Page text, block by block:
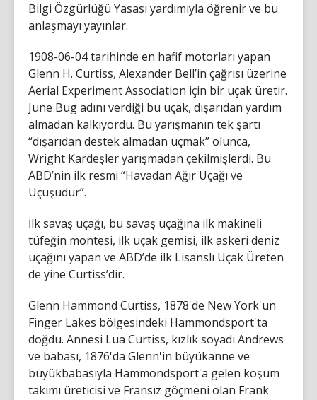
Bilgi Özgürlüğü Yasası yardımıyla öğrenir ve bu
anlaşmayı yayınlar.
1908-06-04 tarihinde en hafif motorları yapan
Glenn H. Curtiss, Alexander Bell’in çağrısı üzerine
Aerial Experiment Association için bir uçak üretir.
June Bug adını verdiği bu uçak, dışarıdan yardım
almadan kalkıyordu. Bu yarışmanın tek şartı
“dışarıdan destek almadan uçmak” olunca,
Wright Kardeşler yarışmadan çekilmişlerdi. Bu
ABD’nin ilk resmi “Havadan Ağır Uçağı ve
Uçuşudur”.
İlk savaş uçağı, bu savaş uçağına ilk makineli
tüfeğin montesi, ilk uçak gemisi, ilk askeri deniz
uçağını yapan ve ABD’de ilk Lisanslı Uçak Üreten
de yine Curtiss’dir.
Glenn Hammond Curtiss, 1878'de New York'un
Finger Lakes bölgesindeki Hammondsport'ta
doğdu. Annesi Lua Curtiss, kızlık soyadı Andrews
ve babası, 1876'da Glenn'in büyükanne ve
büyükbabasıyla Hammondsport'a gelen koşum
takımı üreticisi ve Fransız göçmeni olan Frank